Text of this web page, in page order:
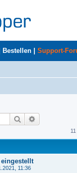
Bestellen Support-
Suche
eingestellt
11:36